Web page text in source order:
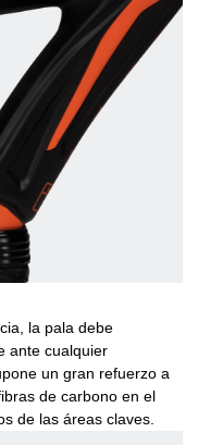
la pala debe
ante cualquier
un gran refuerzo a
de carbono en el
de las áreas claves.